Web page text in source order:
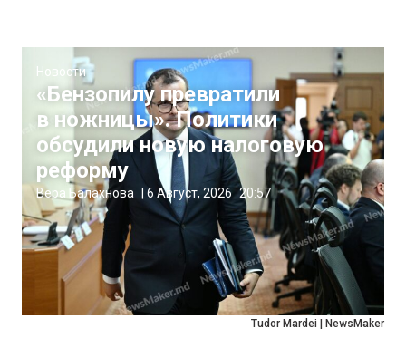
Tudor Mardei | NewsMaker
Новости
«Бензопилу превратили
в ножницы». Политики
обсудили новую налоговую
реформу
Вера Балахнова 6 Август, 2026 20:57